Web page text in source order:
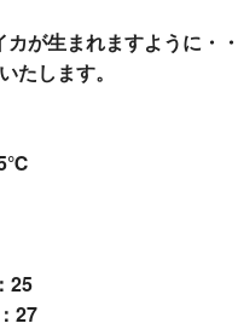
が生まれますように・
たします。